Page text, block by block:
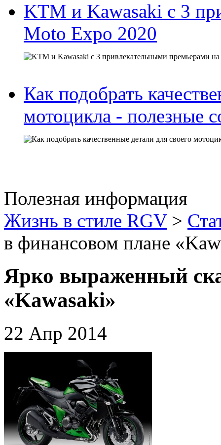
KTM и Kawasaki с 3
Moto Expo 2020
Как подобрать
мотоцикла - полезные
Полезная информация
Жизнь в стиле RGV>
в финансовом плане
Ярко выраженный
«Kawasaki»
22 Апр 2014